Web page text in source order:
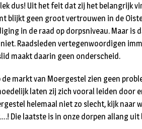
dus! Uit het feit dat zij het belangrijk
blijkt geen groot vertrouwen in de
in de raad op dorpsniveau. Maar is
Raadsleden vertegenwoordigen
maakt daarin geen onderscheid.
de markt van Moergestel zien geen
laten zij zich vooral leiden door
helemaal niet zo slecht, kijk naar
Die laatste is in onze dorpen allang uit